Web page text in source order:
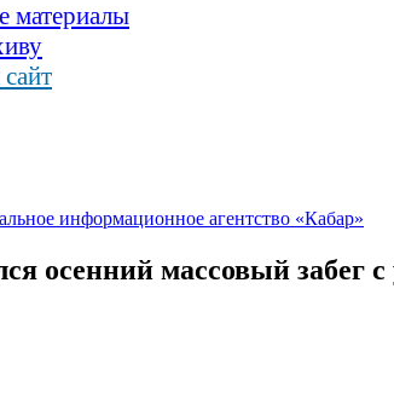
материалы
осенний массовый забег